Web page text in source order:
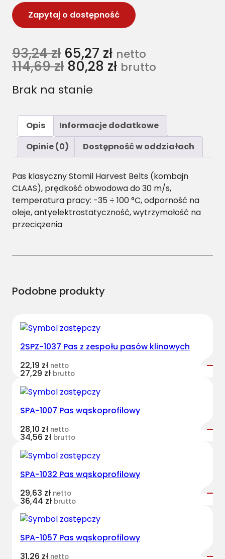
Zapytaj o dostępność
93,24zł 65,27 zł netto
114,69zł 80,28 zł brutto
Brak na stanie
Opis
Informacje dodatkowe
Opinie (0)
Dostępność w oddziałach
Pas klasyczny Stomil Harvest Belts (kombajn
CLAAS), prędkość obwodowa do 30 m/s,
temperatura pracy: -35 ÷ 100 °C, odporność na
oleje, antyelektrostatyczność, wytrzymałość na
przeciążenia
Podobne produkty
2SPZ-1037 Pas z zespołu pasów klinowych
22,19 zł netto
27,29 zł brutto
SPA-1007 Pas wąskoprofilowy
28,10 zł netto
34,56 zł brutto
SPA-1032 Pas wąskoprofilowy
29,63 zł netto
36,44 zł brutto
SPA-1057 Pas wąskoprofilowy
31,26 zł netto